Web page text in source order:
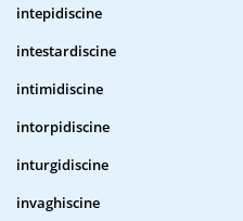
intepidiscine
intestardiscine
intimidiscine
intorpidiscine
inturgidiscine
invaghiscine